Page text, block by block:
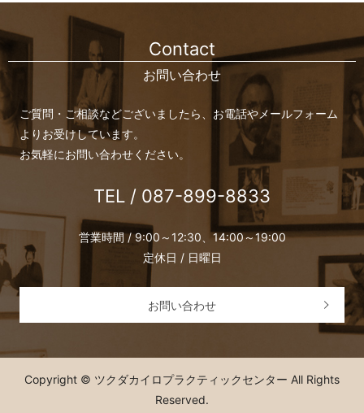
Contact
お問い合わせ
ご質問・ご相談などございましたら、お電話やメールフォーム
よりお受けしています。
お気軽にお問い合わせください。
TEL / 087-899-8833
営業時間 / 9:00～12:30、14:00～19:00
定休日 / 日曜日
お問い合わせ
Copyright © ツクダカイロプラクティックセンター All Rights
Reserved.